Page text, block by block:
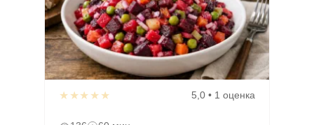
★★★★★ 5,0 • 1 оценка